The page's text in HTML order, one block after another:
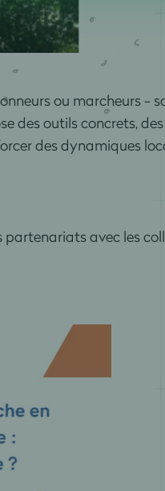
ou marcheurs -
des outils concrets,
des dynamiques
partenariats avec les